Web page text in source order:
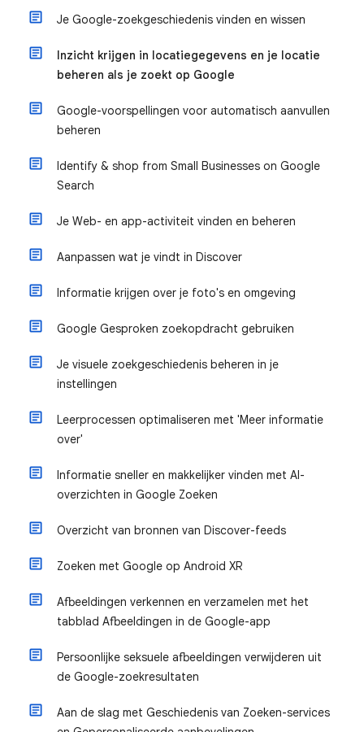
Je Google-zoekgeschiedenis vinden en wissen
Inzicht krijgen in locatiegegevens en je locatie
beheren als je zoekt op Google
Google-voorspellingen voor automatisch aanvullen
beheren
Identify & shop from Small Businesses on Google
Search
Je Web- en app-activiteit vinden en beheren
Aanpassen wat je vindt in Discover
Informatie krijgen over je foto's en omgeving
Google Gesproken zoekopdracht gebruiken
Je visuele zoekgeschiedenis beheren in je
instellingen
Leerprocessen optimaliseren met 'Meer informatie
over'
Informatie sneller en makkelijker vinden met AI-
overzichten in Google Zoeken
Overzicht van bronnen van Discover-feeds
Zoeken met Google op Android XR
Afbeeldingen verkennen en verzamelen met het
tabblad Afbeeldingen in de Google-app
Persoonlijke seksuele afbeeldingen verwijderen uit
de Google-zoekresultaten
Aan de slag met Geschiedenis van Zoeken-services